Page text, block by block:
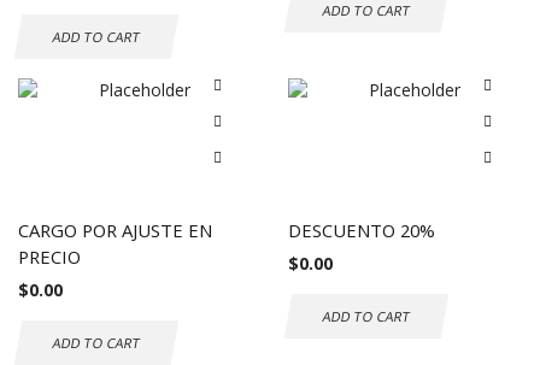
ADD TO CART
ADD TO CART
CARGO POR AJUSTE EN
PRECIO
$0.00
ADD TO CART
DESCUENTO 20%
$0.00
ADD TO CART